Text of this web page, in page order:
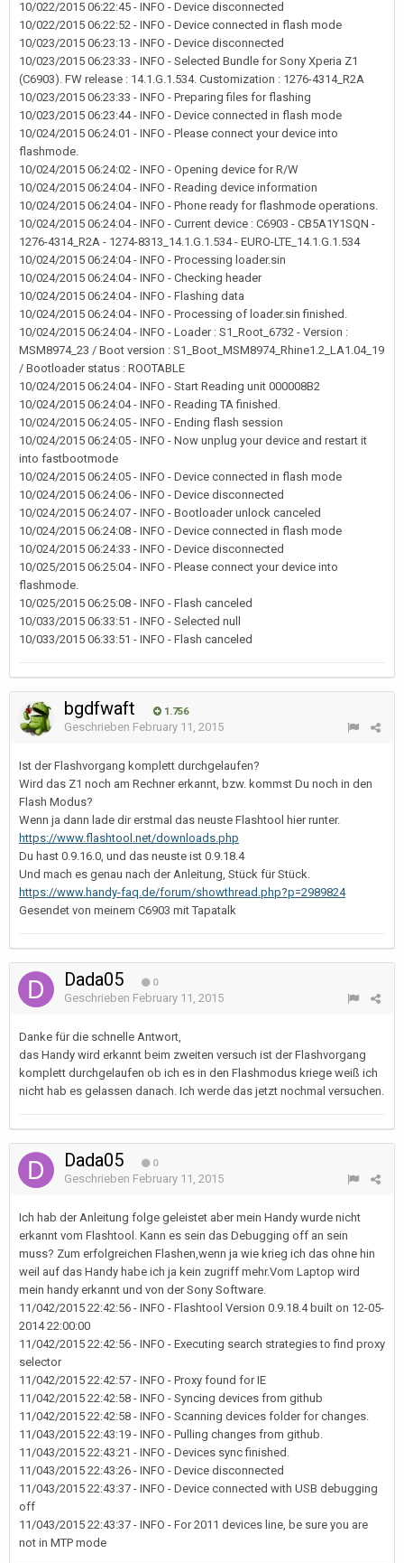
10/022/2015 06:22:45 - INFO - Device disconnected
10/022/2015 06:22:52 - INFO - Device connected in flash mode
10/023/2015 06:23:13 - INFO - Device disconnected
10/023/2015 06:23:33 - INFO - Selected Bundle for Sony Xperia Z1
(C6903). FW release : 14.1.G.1.534. Customization : 1276-4314_R2A
10/023/2015 06:23:33 - INFO - Preparing files for flashing
10/023/2015 06:23:44 - INFO - Device connected in flash mode
10/024/2015 06:24:01 - INFO - Please connect your device into
flashmode.
10/024/2015 06:24:02 - INFO - Opening device for R/W
10/024/2015 06:24:04 - INFO - Reading device information
10/024/2015 06:24:04 - INFO - Phone ready for flashmode operations.
10/024/2015 06:24:04 - INFO - Current device : C6903 - CB5A1Y1SQN -
1276-4314_R2A - 1274-8313_14.1.G.1.534 - EURO-LTE_14.1.G.1.534
10/024/2015 06:24:04 - INFO - Processing loader.sin
10/024/2015 06:24:04 - INFO - Checking header
10/024/2015 06:24:04 - INFO - Flashing data
10/024/2015 06:24:04 - INFO - Processing of loader.sin finished.
10/024/2015 06:24:04 - INFO - Loader : S1_Root_6732 - Version :
MSM8974_23 / Boot version : S1_Boot_MSM8974_Rhine1.2_LA1.04_19
/ Bootloader status : ROOTABLE
10/024/2015 06:24:04 - INFO - Start Reading unit 000008B2
10/024/2015 06:24:04 - INFO - Reading TA finished.
10/024/2015 06:24:05 - INFO - Ending flash session
10/024/2015 06:24:05 - INFO - Now unplug your device and restart it
into fastbootmode
10/024/2015 06:24:05 - INFO - Device connected in flash mode
10/024/2015 06:24:06 - INFO - Device disconnected
10/024/2015 06:24:07 - INFO - Bootloader unlock canceled
10/024/2015 06:24:08 - INFO - Device connected in flash mode
10/024/2015 06:24:33 - INFO - Device disconnected
10/025/2015 06:25:04 - INFO - Please connect your device into
flashmode.
10/025/2015 06:25:08 - INFO - Flash canceled
10/033/2015 06:33:51 - INFO - Selected null
10/033/2015 06:33:51 - INFO - Flash canceled
bgdfwaft 1.756
Geschrieben February 11, 2015
Ist der Flashvorgang komplett durchgelaufen?
Wird das Z1 noch am Rechner erkannt, bzw. kommst Du noch in den
Flash Modus?
Wenn ja dann lade dir erstmal das neuste Flashtool hier runter.
https://www.flashtool.net/downloads.php
Du hast 0.9.16.0, und das neuste ist 0.9.18.4
Und mach es genau nach der Anleitung, Stück für Stück.
https://www.handy-faq.de/forum/showthread.php?p=2989824
Gesendet von meinem C6903 mit Tapatalk
Dada05 0
Geschrieben February 11, 2015
Danke für die schnelle Antwort,
das Handy wird erkannt beim zweiten versuch ist der Flashvorgang
komplett durchgelaufen ob ich es in den Flashmodus kriege weiß ich
nicht hab es gelassen danach. Ich werde das jetzt nochmal versuchen.
Dada05 0
Geschrieben February 11, 2015
Ich hab der Anleitung folge geleistet aber mein Handy wurde nicht
erkannt vom Flashtool. Kann es sein das Debugging off an sein
muss? Zum erfolgreichen Flashen,wenn ja wie krieg ich das ohne hin
weil auf das Handy habe ich ja kein zugriff mehr.Vom Laptop wird
mein handy erkannt und von der Sony Software.
11/042/2015 22:42:56 - INFO - Flashtool Version 0.9.18.4 built on 12-05-
2014 22:00:00
11/042/2015 22:42:56 - INFO - Executing search strategies to find proxy
selector
11/042/2015 22:42:57 - INFO - Proxy found for IE
11/042/2015 22:42:58 - INFO - Syncing devices from github
11/042/2015 22:42:58 - INFO - Scanning devices folder for changes.
11/043/2015 22:43:19 - INFO - Pulling changes from github.
11/043/2015 22:43:21 - INFO - Devices sync finished.
11/043/2015 22:43:26 - INFO - Device disconnected
11/043/2015 22:43:37 - INFO - Device connected with USB debugging
off
11/043/2015 22:43:37 - INFO - For 2011 devices line, be sure you are
not in MTP mode